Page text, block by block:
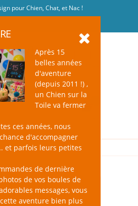
pour Chien, Chat, et Nac !
Après 15
belles années
d'aventure
(depuis 2011 !) ,
un Chien sur la
Toile va fermer
ces années, nous
d'accompagner
et parfois leurs petites
de dernière
de vos boules de
messages, vous
aventure bien plus